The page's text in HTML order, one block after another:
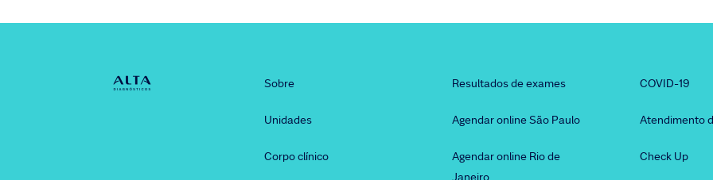
Sobre
Unidades
Corpo clínico
Resultados de exames
Agendar online São Paulo
Agendar online Rio de
Janeiro
COVID-19
Atendimento
Check Up